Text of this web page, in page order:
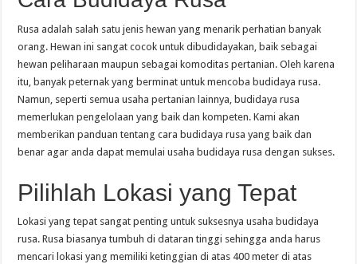
Rusa adalah salah satu jenis hewan yang menarik perhatian banyak
orang. Hewan ini sangat cocok untuk dibudidayakan, baik sebagai
hewan peliharaan maupun sebagai komoditas pertanian. Oleh karena
itu, banyak peternak yang berminat untuk mencoba budidaya rusa.
Namun, seperti semua usaha pertanian lainnya, budidaya rusa
memerlukan pengelolaan yang baik dan kompeten. Kami akan
memberikan panduan tentang cara budidaya rusa yang baik dan
benar agar anda dapat memulai usaha budidaya rusa dengan sukses.
Pilihlah Lokasi yang Tepat
Lokasi yang tepat sangat penting untuk suksesnya usaha budidaya
rusa. Rusa biasanya tumbuh di dataran tinggi sehingga anda harus
mencari lokasi yang memiliki ketinggian di atas 400 meter di atas